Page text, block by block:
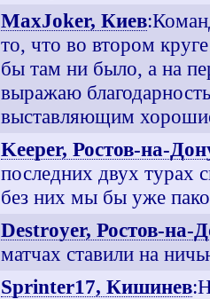
MaxJoker, Киев
то, что во втором
бы там ни было, а на
выражаю
выставляющим
Keeper, Ростов-на-
последних двух турах
без них мы бы уже
Destroyer, Ростов-на-
матчах ставили на
Sprinter17, Кишинев